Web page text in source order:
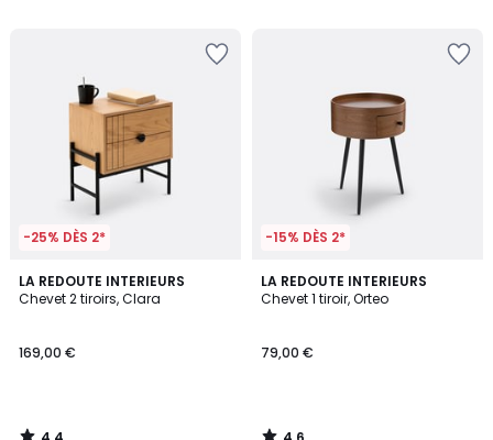
-25% DÈS 2*
LA REDOUTE INTERIEURS
Chevet 2 tiroirs, Clara
169,00 €
4,4
/ 5
-15% DÈS 2*
LA REDOUTE INTERIEURS
Chevet 1 tiroir, Orteo
79,00 €
4,6
/ 5